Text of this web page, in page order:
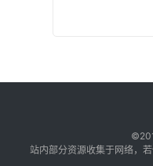
站内部分资源收集于网络，